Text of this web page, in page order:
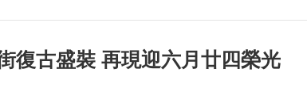
復古盛裝 再現迎六月廿四榮光